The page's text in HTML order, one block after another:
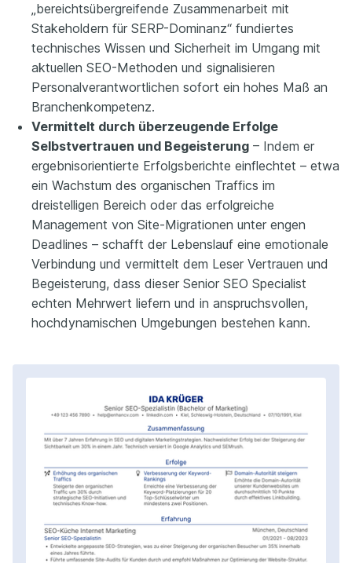
„bereichtsübergreifende Zusammenarbeit mit
Stakeholdern für SERP-Dominanz“ fundiertes
technisches Wissen und Sicherheit im Umgang mit
aktuellen SEO-Methoden und signalisieren
Personalverantwortlichen sofort ein hohes Maß an
Branchenkompetenz.
Vermittelt durch überzeugende Erfolge
Selbstvertrauen und Begeisterung – Indem er
ergebnisorientierte Erfolgsberichte einflechtet – etwa
ein Wachstum des organischen Traffics im
dreistelligen Bereich oder das erfolgreiche
Management von Site-Migrationen unter engen
Deadlines – schafft der Lebenslauf eine emotionale
Verbindung und vermittelt dem Leser Vertrauen und
Begeisterung, dass dieser Senior SEO Specialist
echten Mehrwert liefern und in anspruchsvollen,
hochdynamischen Umgebungen bestehen kann.